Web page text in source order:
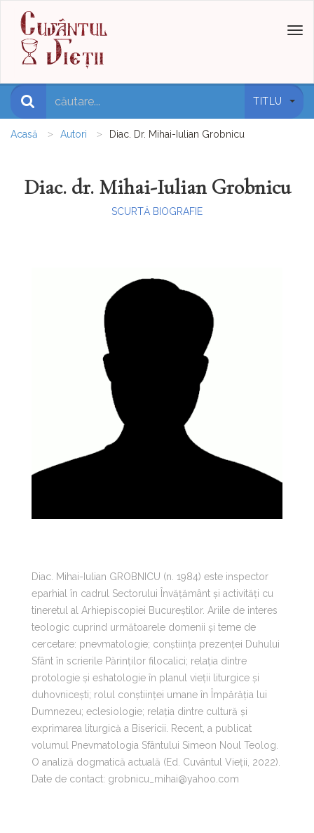
TITLU
Acasă Autori Diac. Dr. Mihai-Iulian Grobnicu
Diac. dr. Mihai-Iulian Grobnicu
SCURTĂ BIOGRAFIE
Diac. Mihai-Iulian GROBNICU (n. 1984) este inspector
eparhial în cadrul Sectorului Învățământ și activități cu
tineretul al Arhiepiscopiei Bucureștilor. Ariile de interes
teologic cuprind următoarele domenii și teme de
cercetare: pnevmatologie; conștiința prezenței Duhului
Sfânt în scrierile Părinților filocalici; relația dintre
protologie și eshatologie în planul vieții liturgice și
duhovnicești; rolul conștiinței umane în Împărăția lui
Dumnezeu; eclesiologie; relația dintre cultură și
exprimarea liturgică a Bisericii. Recent, a publicat
volumul Pnevmatologia Sfântului Simeon Noul Teolog.
O analiză dogmatică actuală (Ed. Cuvântul Vieții, 2022).
Date de contact: grobnicu_mihai@yahoo.com